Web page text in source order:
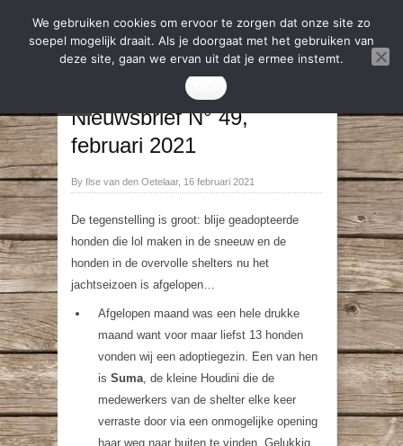
Nieuwsbrief N° 49,
februari 2021
By Ilse van den Oetelaar, 16 februari 2021
De tegenstelling is groot: blije geadopteerde
honden die lol maken in de sneeuw en de
honden in de overvolle shelters nu het
jachtseizoen is afgelopen…
Afgelopen maand was een hele drukke
maand want voor maar liefst 13 honden
vonden wij een adoptiegezin. Een van hen
is Suma, de kleine Houdini die de
medewerkers van de shelter elke keer
verraste door via een onmogelijke opening
haar weg naar buiten te vinden. Gelukkig
We gebruiken cookies om ervoor te zorgen dat onze site zo
soepel mogelijk draait. Als je doorgaat met het gebruiken van
deze site, gaan we ervan uit dat je ermee instemt.